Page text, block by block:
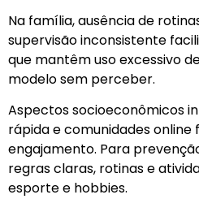
Na família, ausência de
supervisão inconsistente
que mantêm uso excessivo
modelo sem perceber.
Aspectos socioeconômicos
rápida e comunidades
engajamento. Para
regras claras, rotinas e
esporte e hobbies.